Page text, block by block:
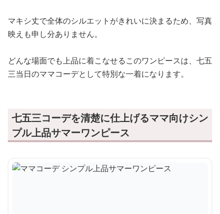
マキシ丈で全体のシルエットがきれいに決まるため、写真
映えも申し分ありません。
どんな場面でも上品に着こなせるこのワンピースは、七五
三当日のママコーデとして特別な一着になります。
七五三コーデを清楚に仕上げるママ向けシン
プル上品サマーワンピース